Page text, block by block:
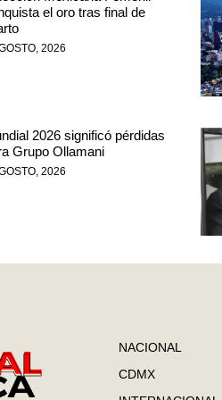
el oro tras final de
2026
2026 significó pérdidas
Grupo Ollamani
2026
NACIONAL
CDMX